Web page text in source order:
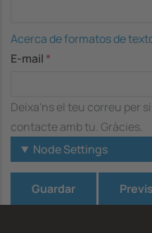
Acerca de formatos de
E-mail
Deixa'ns el teu correu per
contacte amb tu. Gràcies.
Pestañas verticales
Node Settings